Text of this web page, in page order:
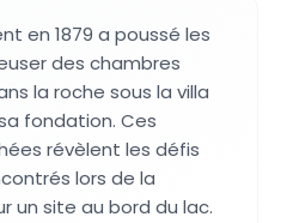
en 1879 a poussé les
des chambres
la roche sous la villa
fondation. Ces
révèlent les défis
lors de la
un site au bord du lac.